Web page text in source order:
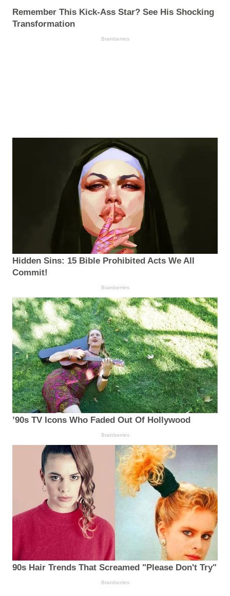
Remember This Kick-Ass Star? See His Shocking
Transformation
Brainberries
Hidden Sins: 15 Bible Prohibited Acts We All
Commit!
Brainberries
’90s TV Icons Who Faded Out Of Hollywood
Brainberries
90s Hair Trends That Screamed "Please Don't Try"
Brainberries